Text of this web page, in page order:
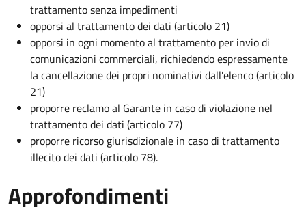
trattamento senza impedimenti
opporsi al trattamento dei dati (articolo 21)
opporsi in ogni momento al trattamento per invio di
comunicazioni commerciali, richiedendo espressamente
la cancellazione dei propri nominativi dall'elenco (articolo
21)
proporre reclamo al Garante in caso di violazione nel
trattamento dei dati (articolo 77)
proporre ricorso giurisdizionale in caso di trattamento
illecito dei dati (articolo 78).
Approfondimenti